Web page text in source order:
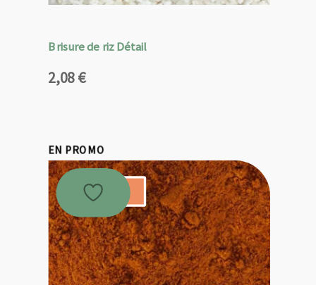
Brisure de riz Détail
2,08€
EN PROMO
Promo !